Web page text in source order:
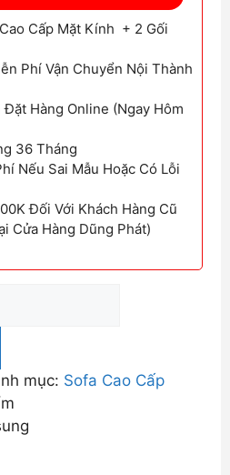
Cấp Mặt Kính + 2 Gối
Phí Vận Chuyển Nội Thành
Đặt Hàng Online (Ngay Hôm
36 Tháng
Nếu Sai Mẫu Hoặc Có Lỗi
Đối Với Khách Hàng Cũ
Cửa Hàng Dũng Phát)
mục: Sofa Cao Cấp